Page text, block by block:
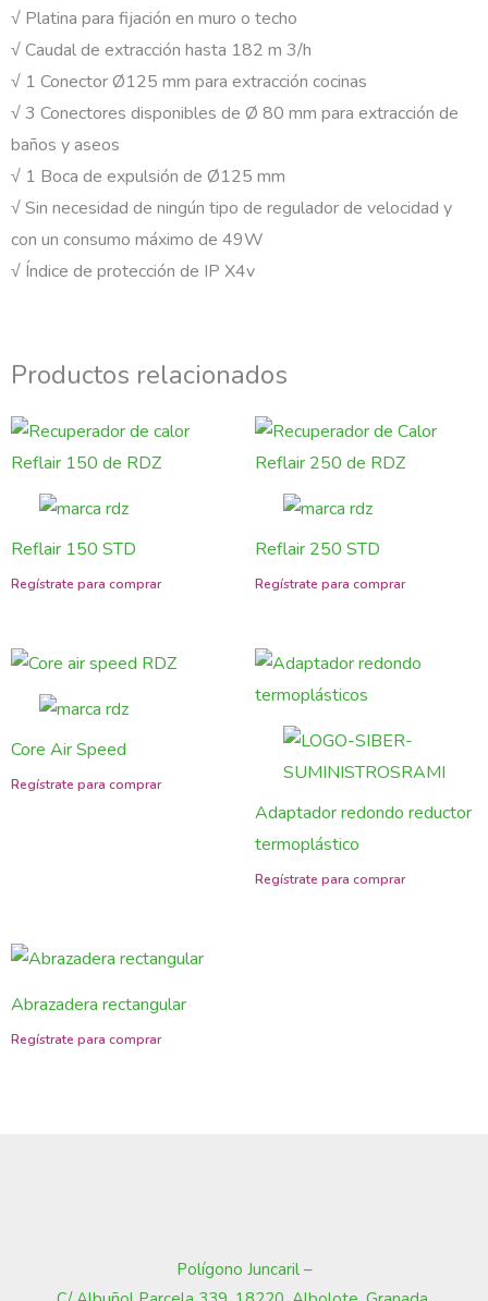
√ Platina para fijación en muro o techo
√ Caudal de extracción hasta 182 m 3/h
√ 1 Conector Ø125 mm para extracción cocinas
√ 3 Conectores disponibles de Ø 80 mm para extracción de
baños y aseos
√ 1 Boca de expulsión de Ø125 mm
√ Sin necesidad de ningún tipo de regulador de velocidad y
con un consumo máximo de 49W
√ Índice de protección de IP X4v
Productos relacionados
Reflair 150 STD Reflair 250 STD
Core Air Speed
Adaptador redondo reductor
termoplástico
Abrazadera rectangular
Polígono Juncaril –